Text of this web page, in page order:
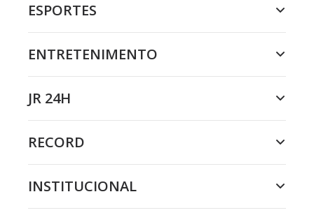
ESPORTES
ENTRETENIMENTO
JR 24H
RECORD
INSTITUCIONAL